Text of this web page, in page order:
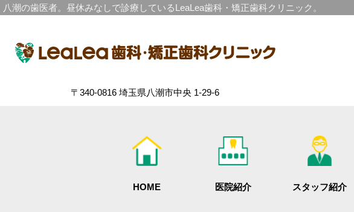
八潮の歯医者。昼休みなしで診療しているLeaLea歯科・矯正歯科クリニック。
〒340-0816 埼玉県八潮市中央 1-29-6
HOME 医院紹介 スタッフ紹介